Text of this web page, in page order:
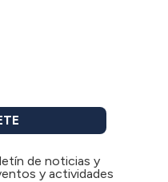
de noticias y
y actividades